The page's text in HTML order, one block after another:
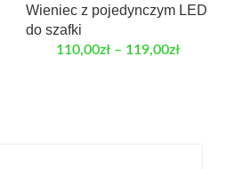
Wieniec z pojedynczym LED
do szafki
110,00zł – 119,00zł